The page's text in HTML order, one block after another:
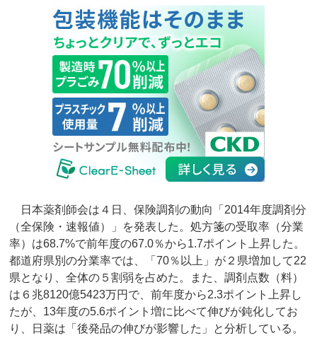
日本薬剤師会は４日、保険調剤の動向「2014年度調剤分
（全保険・速報値）」を発表した。処方箋の受取率（分業
率）は68.7%で前年度の67.0％から1.7ポイント上昇した。
都道府県別の分業率では、「70％以上」が２県増加して22
県となり、全体の５割弱を占めた。また、調剤点数（料）
は６兆8120億5423万円で、前年度から2.3ポイント上昇し
たが、13年度の5.6ポイント増に比べて伸びが鈍化してお
り、日薬は「後発品の伸びが影響した」と分析している。